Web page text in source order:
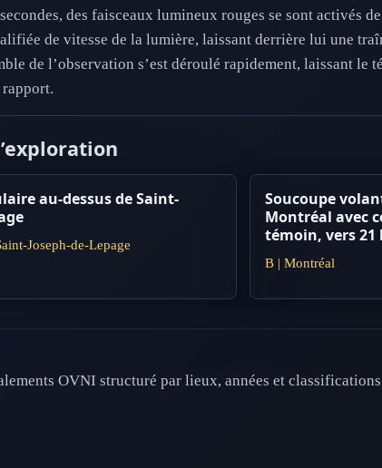
des faisceaux lumineux rouges se sont activés
de vitesse de la lumière, laissant derrière lui une
de l’observation s’est déroulé rapidement, laissant
au-dessus de Saint-
Joseph-de-Lepage
Soucoupe
Montréal avec
témoin, vers 21
B | Montréal
OVNI structuré par lieux, années et